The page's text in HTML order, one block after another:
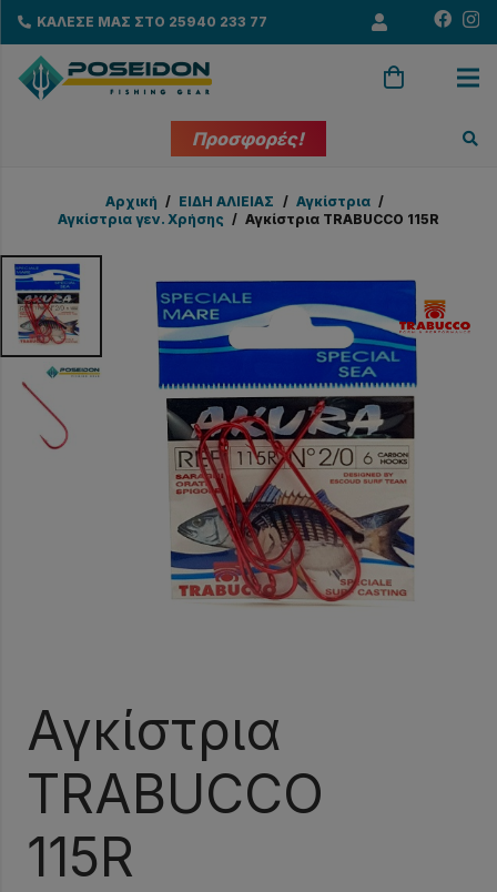
ΚΑΛΕΣΕ ΜΑΣ ΣΤΟ 25940 233 77
Προσφορές!
Αρχική / EΙΔΗ ΑΛΙΕΙΑΣ / Αγκίστρια /
Αγκίστρια γεν. Χρήσης / Αγκίστρια TRABUCCO 115R
Αγκίστρια
TRABUCCO
115R